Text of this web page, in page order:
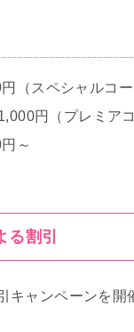
（スペシャルコ
円（プレミア
～
る割引
キャンペーンを開